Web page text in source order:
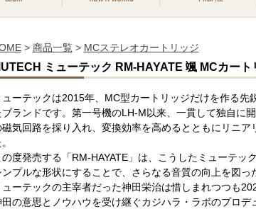
> 商品一覧> MCステレオカートリッジ
ミューテック RM-HAYATE 颯 MCカート
ューテックは2015年、MC型カートリッジだけを作る
ブランドです。第一号機のLH-M以来、一貫して独自に
磁気回路を採り入れ、変換効率を高めるとともにリニ
の度発売する「RM-HAYATE」は、こうしたミューテッ
ンプルな形状にすることで、さらなる音質の向上を図っ
ューテックの主宰者だった神田栄治は惜しまれつつも
田の意思とノウハウを受け継ぐカジハラ・ラボのプロ